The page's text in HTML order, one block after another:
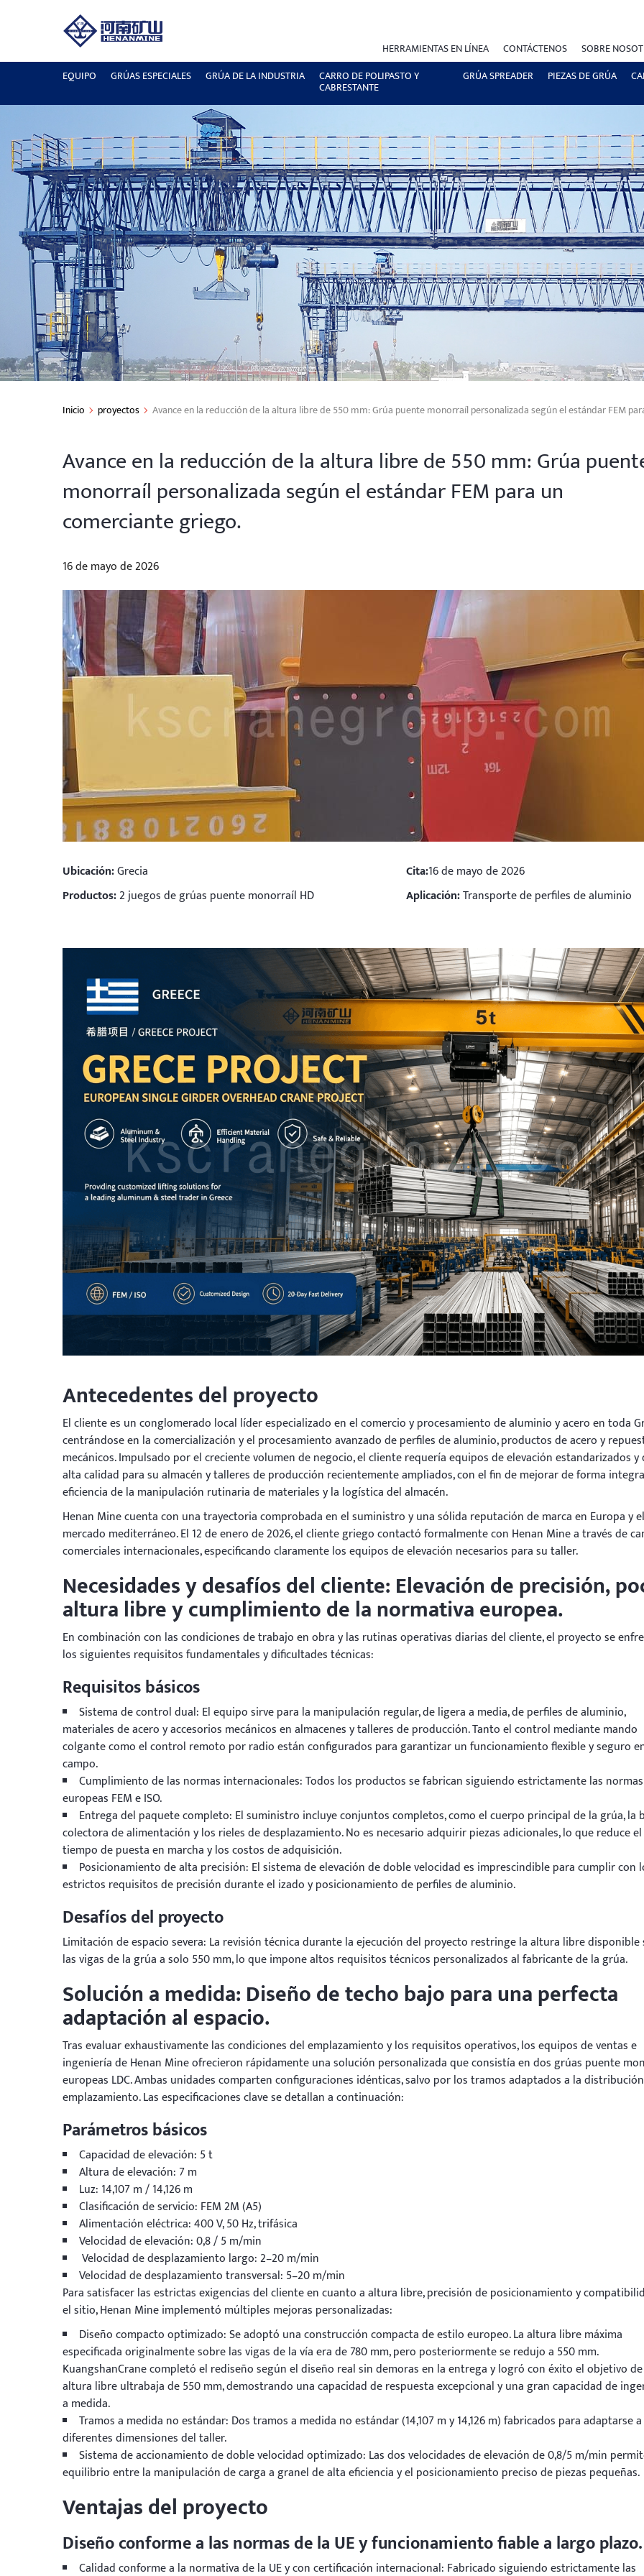
HERRAMIENTAS EN LÍNEA CONTÁCTENOS SOBRE
EQUIPO
GRÚAS ESPECIALES GRÚA DE LA INDUSTRIA CARRO DE POLIPASTO Y
CABRESTANTE
GRÚA SPREADER PIEZAS DE GRÚA
Inicio proyectos Avance en la reducción de la altura libre de 550 mm: Grúa puente monorraíl personalizada según el estándar FEM
Avance en la reducción de la altura libre de 550 mm: Grúa
monorraíl personalizada según el estándar FEM para un
comerciante griego.
16 de mayo de 2026
Ubicación:Grecia Cita:16 de mayo de 2026
Productos:2 juegos de grúas puente monorraíl HD Aplicación:Transporte de perfiles de aluminio
Antecedentes del proyecto
El cliente es un conglomerado local líder especializado en el comercio y procesamiento de aluminio y acero en toda
centrándose en la comercialización y el procesamiento avanzado de perfiles de aluminio, productos de acero y
mecánicos. Impulsado por el creciente volumen de negocio, el cliente requería equipos de elevación estandarizados y
alta calidad para su almacén y talleres de producción recientemente ampliados, con el fin de mejorar de forma
eficiencia de la manipulación rutinaria de materiales y la logística del almacén.
Henan Mine cuenta con una trayectoria comprobada en el suministro y una sólida reputación de marca en Europa y el
mercado mediterráneo. El 12 de enero de 2026, el cliente griego contactó formalmente con Henan Mine a través de
comerciales internacionales, especificando claramente los equipos de elevación necesarios para su taller.
Necesidades y desafíos del cliente: Elevación de precisión,
altura libre y cumplimiento de la normativa europea.
En combinación con las condiciones de trabajo en obra y las rutinas operativas diarias del cliente, el proyecto se
los siguientes requisitos fundamentales y dificultades técnicas:
Requisitos básicos
Sistema de control dual: El equipo sirve para la manipulación regular, de ligera a media, de perfiles de aluminio,
materiales de acero y accesorios mecánicos en almacenes y talleres de producción. Tanto el control mediante mando
colgante como el control remoto por radio están configurados para garantizar un funcionamiento flexible y seguro
campo.
Cumplimiento de las normas internacionales: Todos los productos se fabrican siguiendo estrictamente las normas
europeas FEM e ISO.
Entrega del paquete completo: El suministro incluye conjuntos completos, como el cuerpo principal de la grúa, la
colectora de alimentación y los rieles de desplazamiento. No es necesario adquirir piezas adicionales, lo que reduce el
tiempo de puesta en marcha y los costos de adquisición.
Posicionamiento de alta precisión: El sistema de elevación de doble velocidad es imprescindible para cumplir con
estrictos requisitos de precisión durante el izado y posicionamiento de perfiles de aluminio.
Desafíos del proyecto
Limitación de espacio severa: La revisión técnica durante la ejecución del proyecto restringe la altura libre disponible
las vigas de la grúa a solo 550 mm, lo que impone altos requisitos técnicos personalizados al fabricante de la grúa.
Solución a medida: Diseño de techo bajo para una perfecta
adaptación al espacio.
Tras evaluar exhaustivamente las condiciones del emplazamiento y los requisitos operativos, los equipos de ventas e
ingeniería de Henan Mine ofrecieron rápidamente una solución personalizada que consistía en dos grúas puente
europeas LDC. Ambas unidades comparten configuraciones idénticas, salvo por los tramos adaptados a la
emplazamiento. Las especificaciones clave se detallan a continuación:
Parámetros básicos
Capacidad de elevación: 5 t
Altura de elevación: 7 m
Luz: 14,107 m / 14,126 m
Clasificación de servicio: FEM 2M (A5)
Alimentación eléctrica: 400 V, 50 Hz, trifásica
Velocidad de elevación: 0,8 / 5 m/min
Velocidad de desplazamiento largo: 2–20 m/min
Velocidad de desplazamiento transversal: 5–20 m/min
Para satisfacer las estrictas exigencias del cliente en cuanto a altura libre, precisión de posicionamiento y
el sitio, Henan Mine implementó múltiples mejoras personalizadas:
Diseño compacto optimizado: Se adoptó una construcción compacta de estilo europeo. La altura libre máxima
especificada originalmente sobre las vigas de la vía era de 780 mm, pero posteriormente se redujo a 550 mm.
KuangshanCrane completó el rediseño según el diseño real sin demoras en la entrega y logró con éxito el objetivo de
altura libre ultrabaja de 550 mm, demostrando una capacidad de respuesta excepcional y una gran capacidad de
a medida.
Tramos a medida no estándar: Dos tramos a medida no estándar (14,107 m y 14,126 m) fabricados para adaptarse
diferentes dimensiones del taller.
Sistema de accionamiento de doble velocidad optimizado: Las dos velocidades de elevación de 0,8/5 m/min
equilibrio entre la manipulación de carga a granel de alta eficiencia y el posicionamiento preciso de piezas pequeñas.
Ventajas del proyecto
Diseño conforme a las normas de la UE y funcionamiento fiable a largo plazo.
Calidad conforme a la normativa de la UE y con certificación internacional: Fabricado siguiendo estrictamente las